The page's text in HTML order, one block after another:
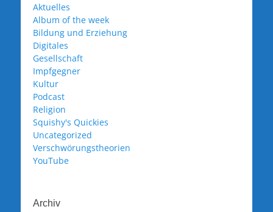
Aktuelles
Album of the week
Bildung und Erziehung
Digitales
Gesellschaft
Impfgegner
Kultur
Podcast
Religion
Squishy's Quickies
Uncategorized
Verschwörungstheorien
YouTube
Archiv